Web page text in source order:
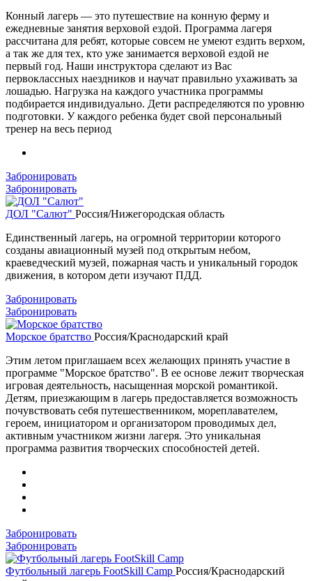
Конный лагерь — это путешествие на конную ферму и
ежедневные занятия верховой ездой. Программа лагеря
рассчитана для ребят, которые совсем не умеют ездить верхом,
а так же для тех, кто уже занимается верховой ездой не
первый год. Наши инструктора сделают из Вас
первоклассных наездников и научат правильно ухаживать за
лошадью. Нагрузка на каждого участника программы
подбирается индивидуально. Дети распределяются по уровню
подготовки. У каждого ребенка будет свой персональный
тренер на весь период
Забронировать
Забронировать
ДОЛ "Салют" Россия/Нижегородская область
Единственный лагерь, на огромной территории которого
созданы авиационный музей под открытым небом,
краеведческий музей, пожарная часть и уникальный городок
движения, в котором дети изучают ПДД.
Забронировать
Забронировать
Морское братство Россия/Краснодарский край
Этим летом приглашаем всех желающих принять участие в
программе "Морское братство". В ее основе лежит творческая
игровая деятельность, насыщенная морской романтикой.
Детям, приезжающим в лагерь предоставляется возможность
почувствовать себя путешественником, мореплавателем,
героем, инициатором и организатором проводимых дел,
активным участником жизни лагеря. Это уникальная
программа развития творческих способностей детей.
Забронировать
Забронировать
Футбольный лагерь FootSkill Camp Россия/Краснодарский